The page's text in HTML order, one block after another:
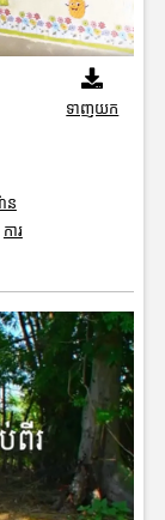
ន
ការ
ទាញយក